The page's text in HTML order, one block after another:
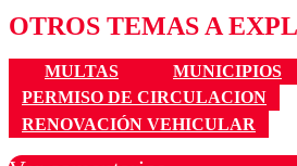
OTROS TEMAS A
MULTAS MUNICIPIOS
PERMISO DE CIRCULACION
RENOVACIÓN VEHICULAR